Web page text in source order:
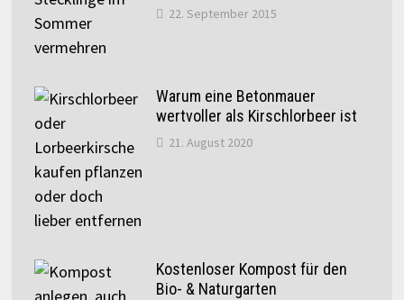
22. September 2015
Warum eine Betonmauer
wertvoller als Kirschlorbeer ist
21. August 2020
Kostenloser Kompost für den
Bio- & Naturgarten